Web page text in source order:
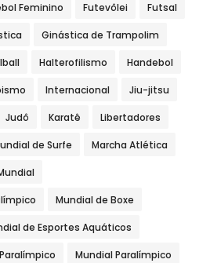
Feminino Futevôlei Futsal
Ginástica de Trampolim
Halterofilismo Handebol
Internacional Jiu-jitsu
Judô Karatê Libertadores
de Surfe Marcha Atlética
Mundial de Boxe
de Esportes Aquáticos
Mundial Paralímpico